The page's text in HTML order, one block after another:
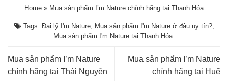
Home » Mua sản phẩm I’m Nature chính hãng tại Thanh Hóa
Tags: Đại lý I'm Nature, Mua sản phẩm I'm Nature ở đâu uy tín?,
Mua sản phẩm I'm Nature tại Thanh Hóa.
Mua sản phẩm I’m Nature
chính hãng tại Thái Nguyên
Mua sản phẩm I’m Nature
chính hãng tại Huế